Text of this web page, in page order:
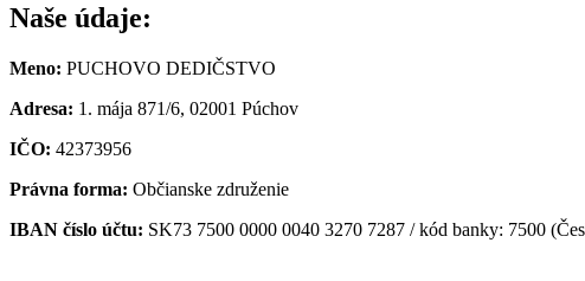
Naše údaje:
Meno: PUCHOVO DEDIČSTVO
Adresa: 1. mája 871/6, 02001 Púchov
IČO: 42373956
Právna forma: Občianske združenie
IBAN číslo účtu: SK73 7500 0000 0040 3270 7287 / kód banky: 7500